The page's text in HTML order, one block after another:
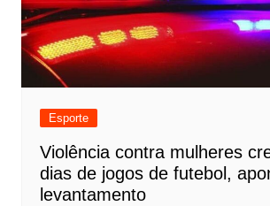
Esporte
Violência contra mulheres
dias de jogos de futebol,
levantamento